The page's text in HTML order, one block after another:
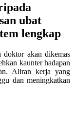
ubat
lengkap
doktor akan dikemas
kaunter hadapan
Aliran kerja yang
dan meningkatkan